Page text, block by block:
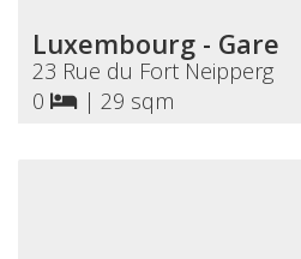
Luxembourg - Gare
23 Rue du Fort Neipperg
0
| 29 sqm